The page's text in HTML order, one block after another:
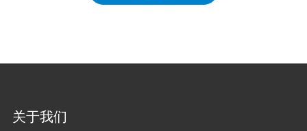
关于我们